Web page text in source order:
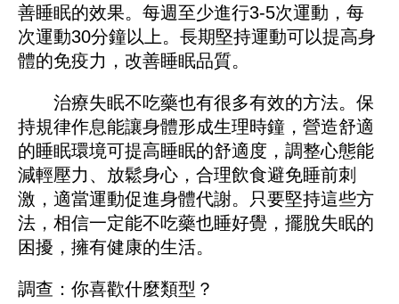
善睡眠的效果。每週至少進行3-5次運動，每
次運動30分鐘以上。長期堅持運動可以提高身
體的免疫力，改善睡眠品質。
治療失眠不吃藥也有很多有效的方法。保
持規律作息能讓身體形成生理時鐘，營造舒適
的睡眠環境可提高睡眠的舒適度，調整心態能
減輕壓力、放鬆身心，合理飲食避免睡前刺
激，適當運動促進身體代謝。只要堅持這些方
法，相信一定能不吃藥也睡好覺，擺脫失眠的
困擾，擁有健康的生活。
調查：你喜歡什麼類型？